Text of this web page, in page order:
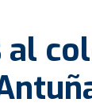
al